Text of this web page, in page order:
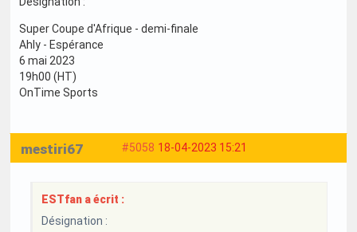
Super Coupe d'Afrique - demi-finale
Ahly - Espérance
6 mai 2023
19h00 (HT)
OnTime Sports
#5058 18-04-2023 15:21
mestiri67
ESTfan a écrit :
Désignation :